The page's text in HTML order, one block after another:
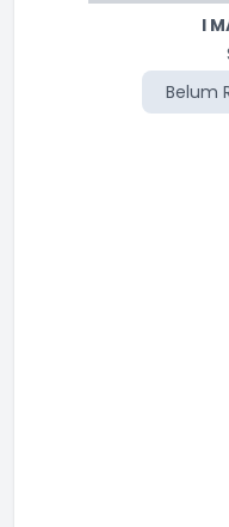
I
Belum